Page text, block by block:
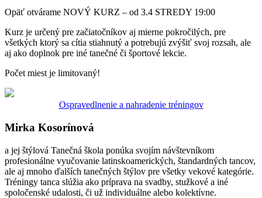
Opäť otvárame NOVÝ KURZ – od 3.4 STREDY 19:00
Kurz je určený pre začiatočníkov aj mierne pokročilých, pre
všetkých ktorý sa cítia stiahnutý a potrebujú zvýšiť svoj rozsah, ale
aj ako doplnok pre iné tanečné či športové lekcie.
Počet miest je limitovaný!
Ospravedlnenie a nahradenie tréningov
Mirka Kosorínová
a jej štýlová Tanečná škola ponúka svojím návštevníkom
profesionálne vyučovanie latinskoamerických, štandardných tancov,
ale aj mnoho ďalších tanečných štýlov pre všetky vekové kategórie.
Tréningy tanca slúžia ako príprava na svadby, stužkové a iné
spoločenské udalosti, či už individuálne alebo kolektívne.